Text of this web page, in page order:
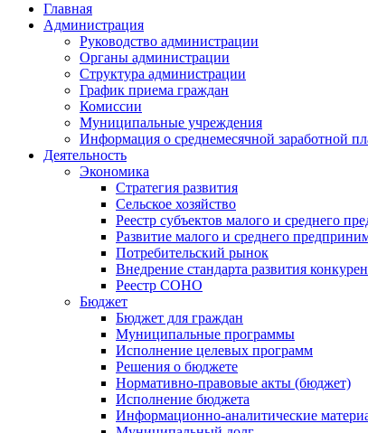
Главная
Администрация
Руководство администрации
Органы администрации
Структура администрации
График приема граждан
Комиссии
Муниципальные учреждения
Информация о среднемесячной заработной
Деятельность
Экономика
Стратегия развития
Сельское хозяйство
Реестр субъектов малого и среднего
Развитие малого и среднего
Потребительский рынок
Внедрение стандарта развития
Реестр СОНО
Бюджет
Бюджет для граждан
Муниципальные программы
Исполнение целевых программ
Решения о бюджете
Нормативно-правовые акты (бюджет)
Исполнение бюджета
Информационно-аналитические